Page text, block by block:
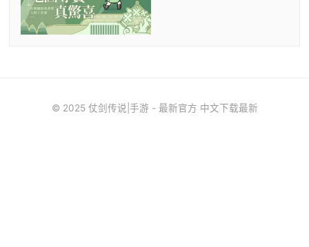
© 2025 仗剑传说|手游 - 最新官方 中文下载最新